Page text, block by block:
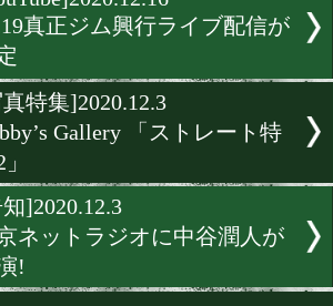
[写真特集]2020.12.24
Bobby’s Gallery 「初戴冠」
世界王者編
[YouTube]2020.12.16
12.19真正ジム興行ライブ
決定
[写真特集]2020.12.3